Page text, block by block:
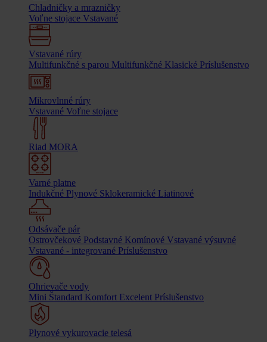
Chladničky a mrazničky
Voľne stojace Vstavané
Vstavané rúry
Multifunkčné s parou Multifunkčné Klasické Príslušenstvo
Mikrovlnné rúry
Vstavané Voľne stojace
Riad MORA
Varné platne
Indukčné Plynové Sklokeramické Liatinové
Odsávače pár
Ostrovčekové Podstavné Komínové Vstavané výsuvné
Vstavané - integrované Príslušenstvo
Ohrievače vody
Mini Štandard Komfort Excelent Príslušenstvo
Plynové vykurovacie telesá